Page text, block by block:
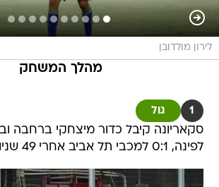
לירון מולדובן
מהלך המשחק
1 גול
סקאריונה קיבל כדור מיצחקי ברחבה
לפינה, 0:1 למכבי תל אביב אחרי 49 שניות